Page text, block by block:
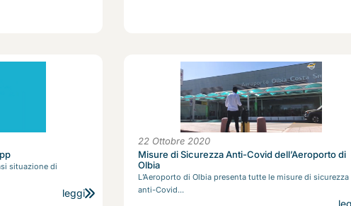
situazione di
leggi
22 Ottobre 2020
Misure di Sicurezza Anti-Covid dell’Aeroporto di
Olbia
L’Aeroporto di Olbia presenta tutte le misure di sicurezza
anti-Covid...